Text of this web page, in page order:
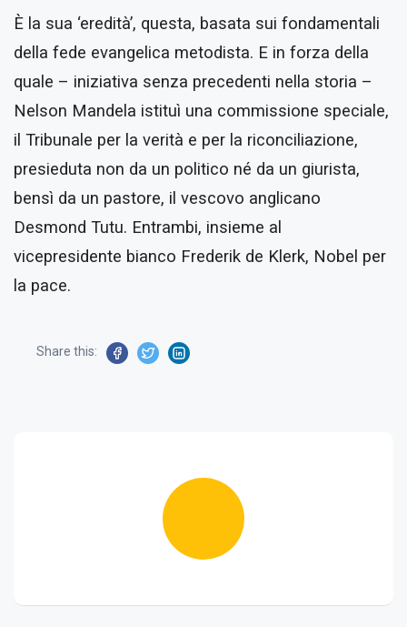
È la sua ‘eredità’, questa, basata sui fondamentali
della fede evangelica metodista. E in forza della
quale – iniziativa senza precedenti nella storia –
Nelson Mandela istituì una commissione speciale,
il Tribunale per la verità e per la riconciliazione,
presieduta non da un politico né da un giurista,
bensì da un pastore, il vescovo anglicano
Desmond Tutu. Entrambi, insieme al
vicepresidente bianco Frederik de Klerk, Nobel per
la pace.
Share this: